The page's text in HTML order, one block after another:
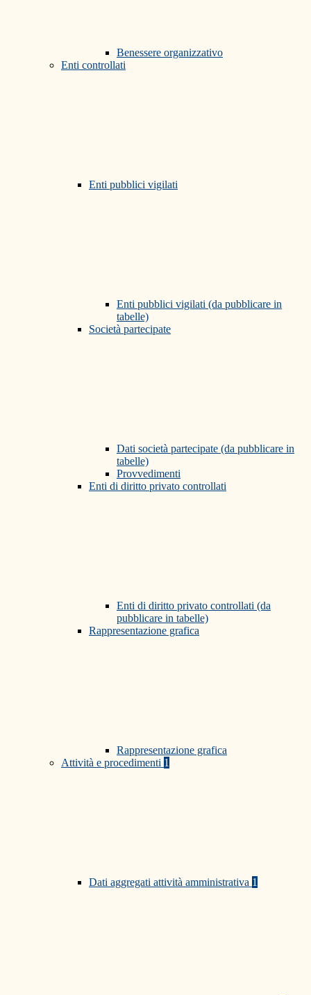
Benessere organizzativo
Enti controllati
Enti pubblici vigilati
Enti pubblici vigilati (da pubblicare in
tabelle)
Società partecipate
Dati società partecipate (da pubblicare in
tabelle)
Provvedimenti
Enti di diritto privato controllati
Enti di diritto privato controllati (da
pubblicare in tabelle)
Rappresentazione grafica
Rappresentazione grafica
Attività e procedimenti 1
Dati aggregati attività amministrativa 1